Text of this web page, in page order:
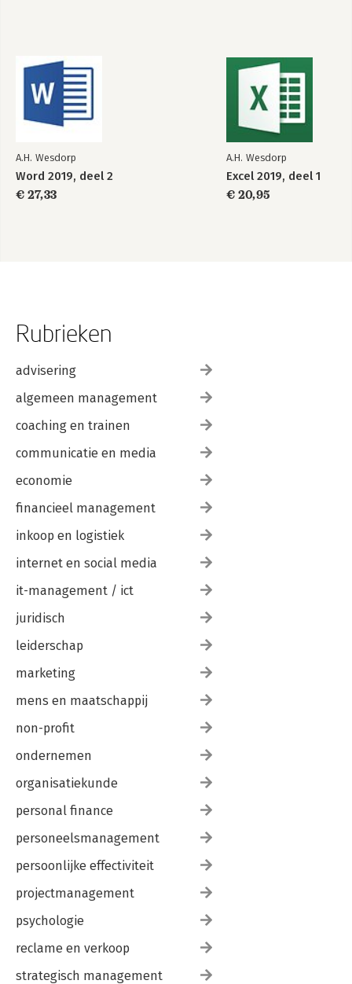
A.H. Wesdorp
Word 2019, deel 2
€ 27,33
A.H. Wesdorp
Excel 2019, deel 1
€ 20,95
Rubrieken
advisering
algemeen management
coaching en trainen
communicatie en media
economie
financieel management
inkoop en logistiek
internet en social media
it-management / ict
juridisch
leiderschap
marketing
mens en maatschappij
non-profit
ondernemen
organisatiekunde
personal finance
personeelsmanagement
persoonlijke effectiviteit
projectmanagement
psychologie
reclame en verkoop
strategisch management